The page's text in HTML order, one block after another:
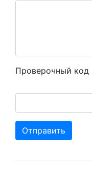
Проверочный код
Отправить